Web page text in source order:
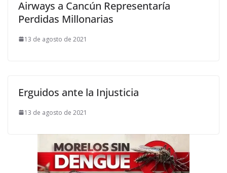
Airways a Cancún Representaría
Perdidas Millonarias
13 de agosto de 2021
Erguidos ante la Injusticia
13 de agosto de 2021